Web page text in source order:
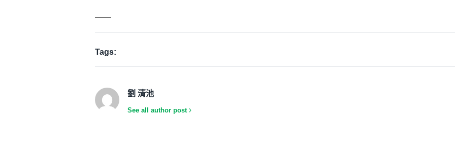
Tags:
劉 清池
See all author post